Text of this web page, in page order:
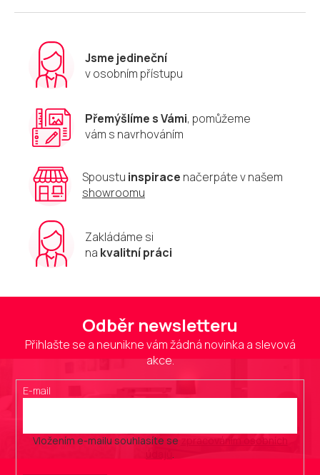
Jsme jedineční
v osobním přístupu
Přemýšlíme s Vámi, pomůžeme
vám s navrhováním
Spoustu inspirace načerpáte v našem
showroomu
Zakládáme si
na kvalitní práci
Odběr newsletteru
Přihlašte se a neunikne vám žádná novinka a slevová
akce.
E-mail
Vložením e-mailu souhlasíte se zpracováním osobních
.